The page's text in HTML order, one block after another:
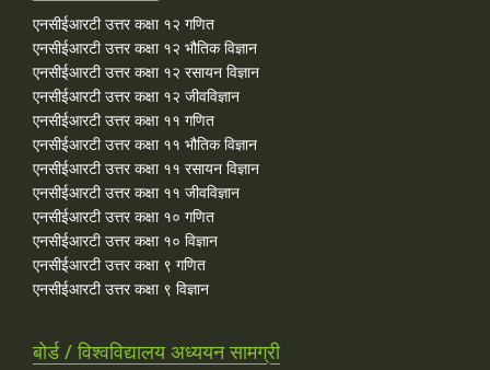
एनसीईआरटी उत्तर कक्षा १२ गणित
एनसीईआरटी उत्तर कक्षा १२ भौतिक विज्ञान
एनसीईआरटी उत्तर कक्षा १२ रसायन विज्ञान
एनसीईआरटी उत्तर कक्षा १२ जीवविज्ञान
एनसीईआरटी उत्तर कक्षा ११ गणित
एनसीईआरटी उत्तर कक्षा ११ भौतिक विज्ञान
एनसीईआरटी उत्तर कक्षा ११ रसायन विज्ञान
एनसीईआरटी उत्तर कक्षा ११ जीवविज्ञान
एनसीईआरटी उत्तर कक्षा १० गणित
एनसीईआरटी उत्तर कक्षा १० विज्ञान
एनसीईआरटी उत्तर कक्षा ९ गणित
एनसीईआरटी उत्तर कक्षा ९ विज्ञान
बोर्ड / विश्वविद्यालय अध्ययन सामग्री